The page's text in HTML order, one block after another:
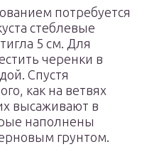
потребуется
стеблевые
5 см. Для
черенки в
Спустя
как на ветвях
высаживают в
наполнены
грунтом.